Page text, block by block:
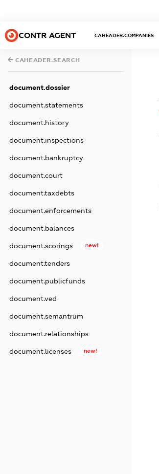
CONTR AGENT CAHEADER.COMPANIES
CAHEADER.SEARCH
document.dossier
document.statements
document.history
document.inspections
document.bankruptcy
document.court
document.taxdebts
document.enforcements
document.balances
document.scorings new!
document.tenders
document.publicfunds
document.ved
document.semantrum
document.relationships
document.licenses new!